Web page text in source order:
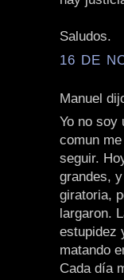
Saludos.
16 DE
Manuel
Yo no soy
comun
seguir.
grandes,
giratoria,
largaron.
estupidez
matando
Cada día